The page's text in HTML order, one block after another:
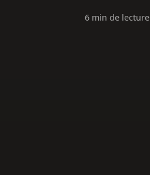
6 min de lecture